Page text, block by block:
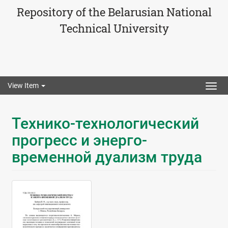
Repository of the Belarusian National
Technical University
View Item
Технико-технологический
прогресс и энерго-
временной дуализм труда